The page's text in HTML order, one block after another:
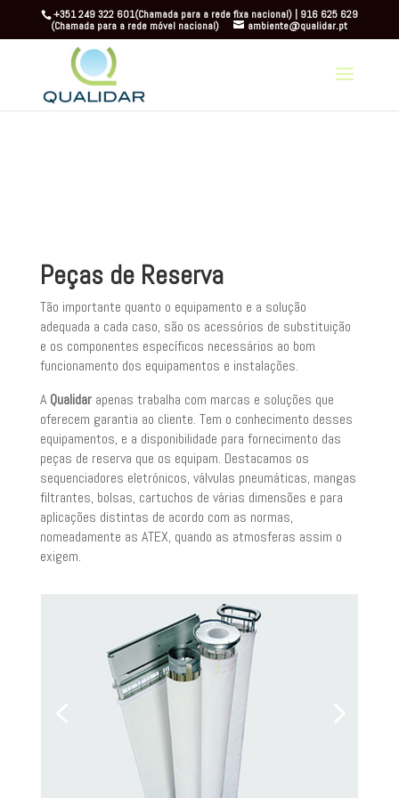
: A non-numeric value encountered in
/home/beconnect/qualidar.pt/site/wp-content/themes/Divi/functions.php
+351 249 322 601(Chamada para a rede fixa nacional) | 916 625 629
(Chamada para a rede móvel nacional)
ambiente@qualidar.pt
Peças de Reserva
Tão importante quanto o equipamento e a solução
adequada a cada caso, são os acessórios de substituição
e os componentes específicos necessários ao bom
funcionamento dos equipamentos e instalações.
A Qualidarapenas trabalha com marcas e soluções que
oferecem garantia ao cliente. Tem o conhecimento desses
equipamentos, e a disponibilidade para fornecimento das
peças de reserva que os equipam. Destacamos os
sequenciadores eletrónicos, válvulas pneumáticas, mangas
filtrantes, bolsas, cartuchos de várias dimensões e para
aplicações distintas de acordo com as normas,
nomeadamente as ATEX, quando as atmosferas assim o
exigem.